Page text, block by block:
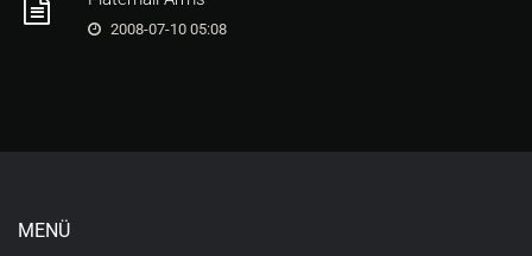
2008-07-10 05:08
MENÜ